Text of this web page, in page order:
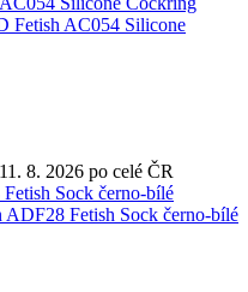
Fetish AC054 Silicone
8. 2026 po celé ČR
Fetish Sock černo-bílé